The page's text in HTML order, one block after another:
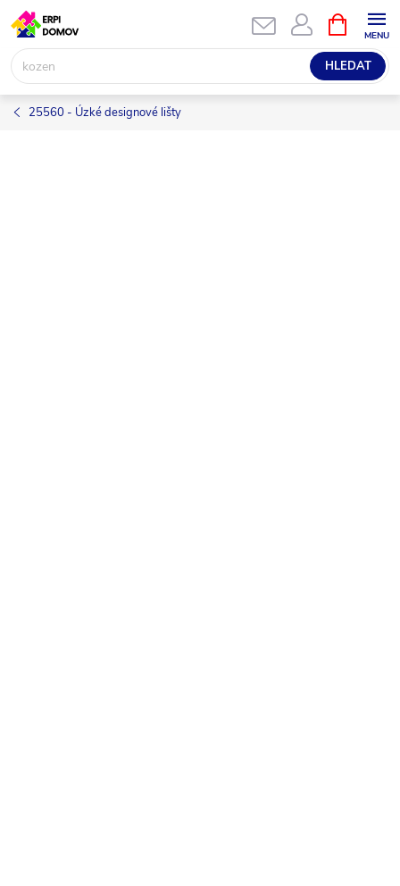
Přejít
na
obsah
HLEDAT
NÁKUPNÍ
KOŠÍK
25560 - Úzké designové lišty